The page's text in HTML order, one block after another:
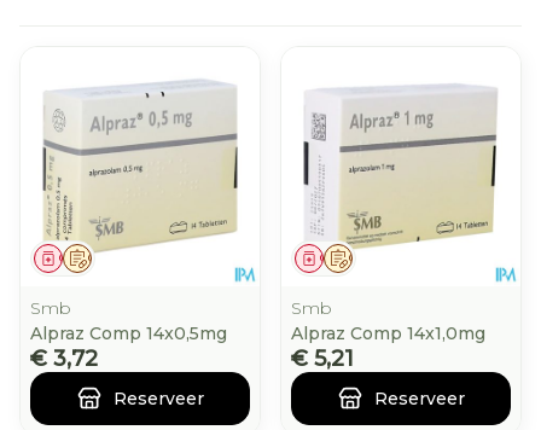
Op voorschrift
Geneesmiddel
Smb
Alpraz Comp 14x0,5mg
€ 3,72
Reserveer
Op voorschrift
Geneesmiddel
Smb
Alpraz Comp 14x1,0mg
€ 5,21
Reserveer